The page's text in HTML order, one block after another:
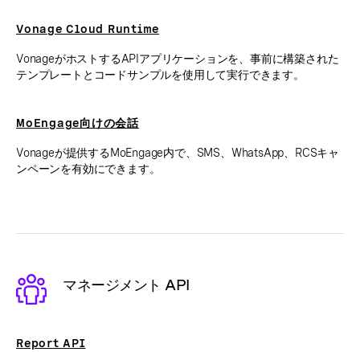
Vonage Cloud Runtime
VonageがホストするAPIアプリケーションを、事前に構築された
テンプレートとコードサンプルを使用して実行できます。
MoEngage向けの会話
Vonageが提供するMoEngage内で、SMS、WhatsApp、RCSキャ
ンペーンを有効にできます。
マネージメント API
Report API